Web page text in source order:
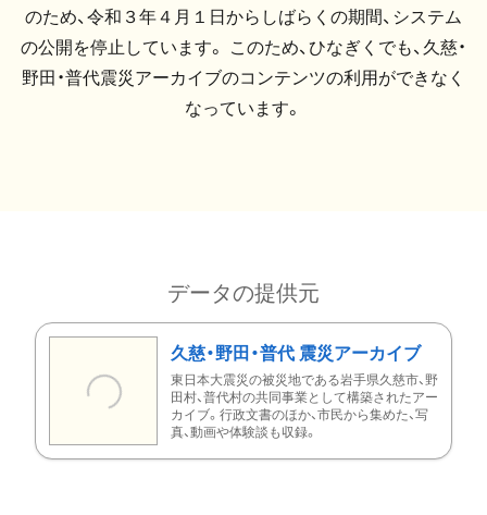
のため、令和３年４月１日からしばらくの期間、システム
の公開を停止しています。 このため、ひなぎくでも、久慈・
野田・普代震災アーカイブのコンテンツの利用ができなく
なっています。
データの提供元
久慈・野田・普代 震災アーカイブ
東日本大震災の被災地である岩手県久慈市、野
田村、普代村の共同事業として構築されたアー
カイブ。行政文書のほか、市民から集めた、写
真、動画や体験談も収録。